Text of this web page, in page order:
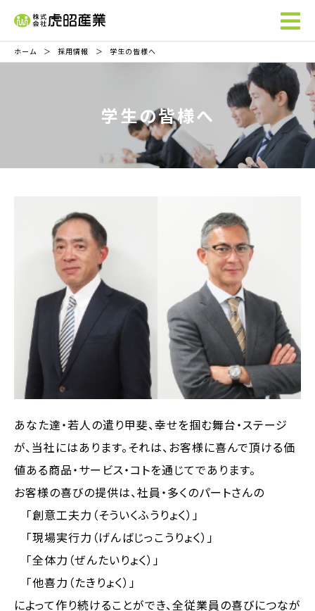
ホーム 採用情報 学生の皆様へ
学生の皆様へ
あなた達・若人の遣り甲斐、幸せを掴む舞台・ステージ
が、当社にはあります。それは、お客様に喜んで頂ける価
値ある商品・サービス・コトを通じてであります。
お客様の喜びの提供は、社員・多くのパートさんの
「創意工夫力（そういくふうりょく）」
「現場実行力（げんばじっこうりょく）」
「全体力（ぜんたいりょく）」
「他喜力（たきりょく）」
によって作り続けることができ、全従業員の喜びにつなが